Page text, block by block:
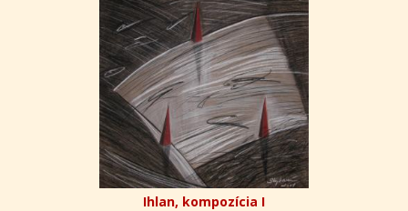
Ihlan, kompozícia I